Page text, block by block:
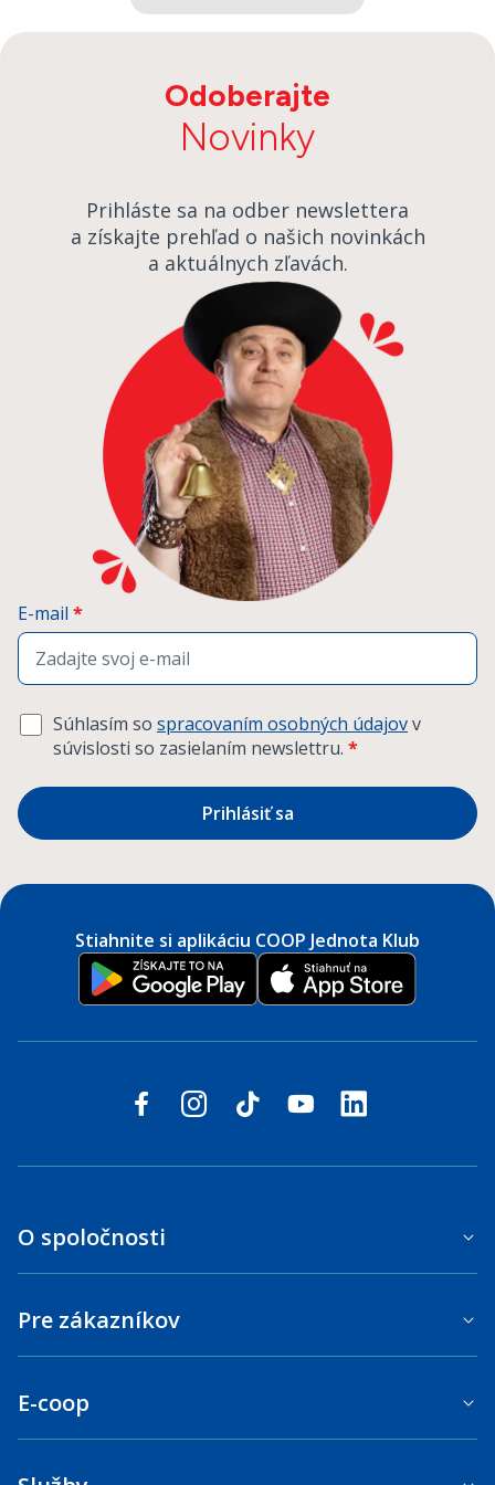
Odoberajte
Novinky
Prihláste sa na odber newslettera
a získajte prehľad o našich novinkách
a aktuálnych zľavách.
E-mail *
Súhlasím so spracovaním osobných údajovv
súvislosti so zasielaním newslettru. *
Prihlásiť sa
Stiahnite si aplikáciu COOP Jednota Klub
Sledujte nás na sociálnych sieťach
facebookinstagram
tiktok youtubelinkedin
O spoločnosti
Pre zákazníkov
E-coop